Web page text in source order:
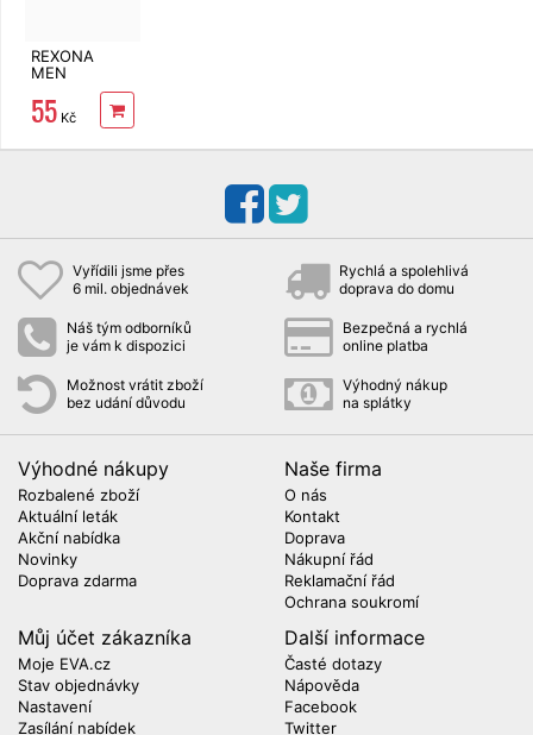
REXONA
MEN
antiperspirant
Quantum 150
ml
55 Kč
Vyřídili jsme přes
6 mil. objednávek
Rychlá a spolehlivá
doprava do domu
Náš tým odborníků
je vám k dispozici
Bezpečná a rychlá
online platba
Možnost vrátit zboží
bez udání důvodu
Výhodný nákup
na splátky
Výhodné nákupy
Rozbalené zboží
Aktuální leták
Akční nabídka
Novinky
Doprava zdarma
Naše firma
O nás
Kontakt
Doprava
Nákupní řád
Reklamační řád
Ochrana soukromí
Můj účet zákazníka
Moje EVA.cz
Stav objednávky
Nastavení
Zasílání nabídek
Další informace
Časté dotazy
Nápověda
Facebook
Twitter